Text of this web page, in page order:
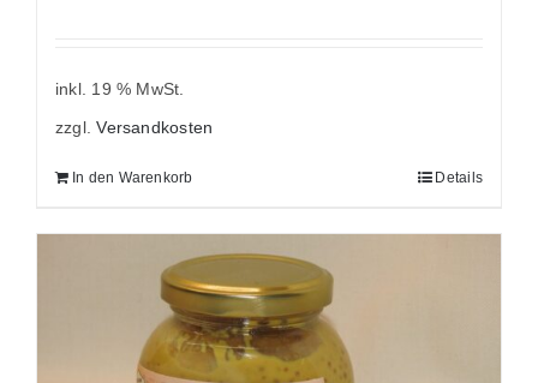
inkl. 19 % MwSt.
zzgl.Versandkosten
In den Warenkorb Details